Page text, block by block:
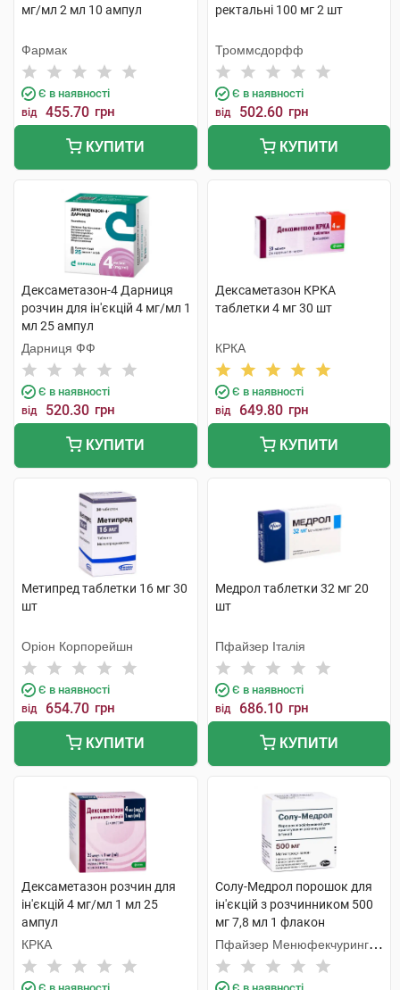
мг/мл 2 мл 10 ампул
Фармак
Є в наявності
від 455.70 грн
КУПИТИ
ректальні 100 мг 2 шт
Троммсдорфф
Є в наявності
від 502.60 грн
КУПИТИ
Дексаметазон-4 Дарниця
розчин для ін'єкцій 4 мг/мл 1
мл 25 ампул
Дарниця ФФ
Є в наявності
від 520.30 грн
КУПИТИ
Дексаметазон КРКА
таблетки 4 мг 30 шт
КРКА
Є в наявності
від 649.80 грн
КУПИТИ
Метипред таблетки 16 мг 30
шт
Оріон Корпорейшн
Є в наявності
від 654.70 грн
КУПИТИ
Медрол таблетки 32 мг 20
шт
Пфайзер Італія
Є в наявності
від 686.10 грн
КУПИТИ
Дексаметазон розчин для
ін'єкцій 4 мг/мл 1 мл 25
ампул
КРКА
Солу-Медрол порошок для
ін'єкцій з розчинником 500
мг 7,8 мл 1 флакон
Пфайзер Менюфекчуринг
Бельгія